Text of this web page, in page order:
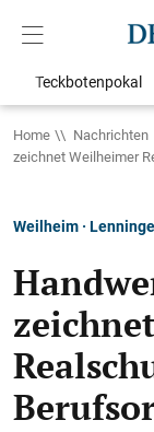
Teckbotenpokal
Home Nachrichten
zeichnet Weilheimer
Weilheim ·